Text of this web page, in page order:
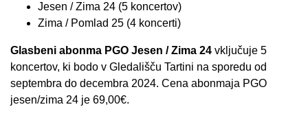
Jesen / Zima 24 (5 koncertov)
Zima / Pomlad 25 (4 koncerti)
Glasbeni abonma PGO Jesen / Zima 24 vključuje 5
koncertov, ki bodo v Gledališču Tartini na sporedu od
septembra do decembra 2024. Cena abonmaja PGO
jesen/zima 24 je 69,00€.